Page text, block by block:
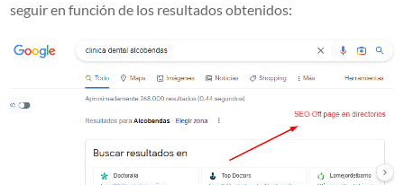
seguir en función de los resultados obtenidos: